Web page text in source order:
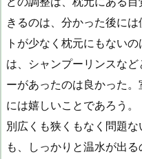
きるのは、分かった後に
トが少なく枕元にもない
は、シャンプーリンスな
ーがあったのは良かった
には嬉しいことであろう
別広くも狭くもなく問題
も、しっかりと温水が出